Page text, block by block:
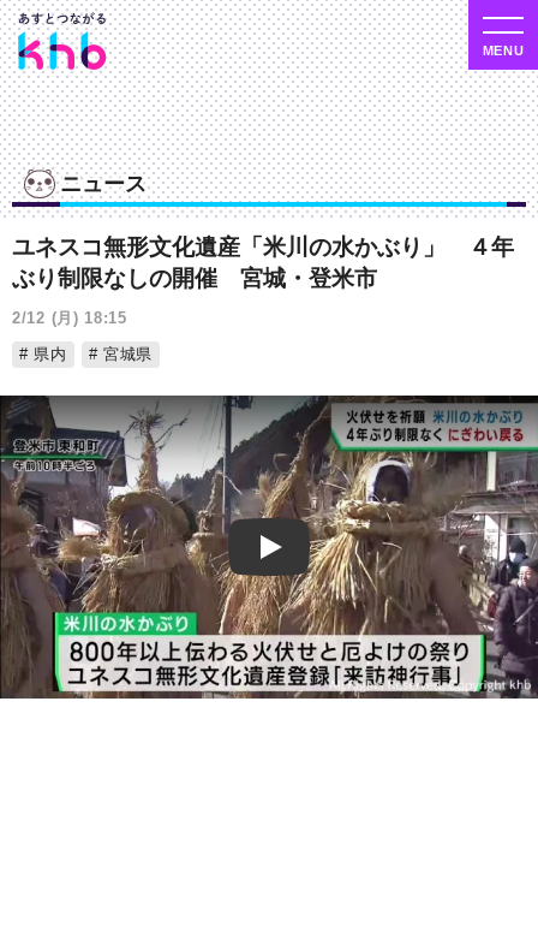
ニュース
ユネスコ無形文化遺産「米川の水かぶり」 ４年
ぶり制限なしの開催 宮城・登米市
2/12 (月) 18:15
県内
宮城県
Play